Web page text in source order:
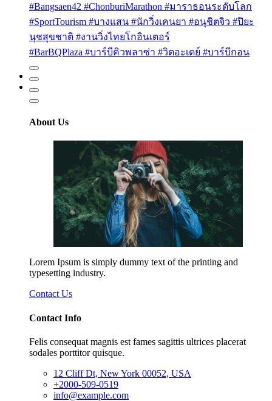
#Bangsaen42 #ChonburiMarathon #มาราธอนระดับโลก
#SportTourism #บางแสน #นักวิ่งเคนยา #อนุชิตจิว #ปิยะ
นุชสุขชาติ #งานวิ่งไทยโกอินเตอร์
#BarBQPlaza #บาร์บีคิวพลาซ่า #วิตอะเดย์ #บาร์บีกอน
About Us
Lorem Ipsum is simply dummy text of the printing and
typesetting industry.
Contact Us
Contact Info
Felis consequat magnis est fames sagittis ultrices placerat
sodales porttitor quisque.
12 Cliff Dt, New York 00052, USA
+2000-509-0519
info@example.com